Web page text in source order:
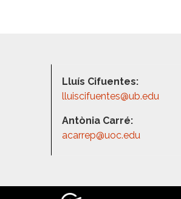
Lluís Cifuentes:
lluiscifuentes@ub.edu
Antònia Carré:
acarrep@uoc.edu